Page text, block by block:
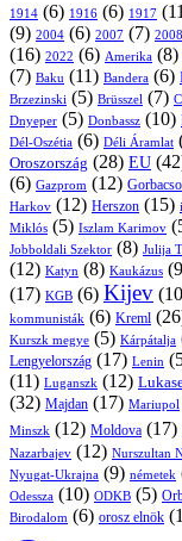
1914 (6) 1916 (6) 1917
(9) 2004 (6) 2007 (7) 2008
(16) 2022 (6) Amerika (8)
(7) Baku (11) Bandera (6)
Brzezinski (5) Brüsszel (7)
Dnyeper (5) Donbassz (10)
Dél-Oszétia (6) Déli Áramlat
Oroszország (28) EU
(6) Gazprom (12)
Harkov (12) Herszon (15)
Miklós (5) Iszlam Karimov
Jobboldali Szektor (8) Julija
(12) Katyn (8) Kaukázus
(17) KGB (6) Kijev
kommunisták (6) Kreml
Kurszk megye (5) Kárpátalja
Lengyelország (17) Lenin
(11) Luganszk (12)
(32) Majdan (17) Mariupol
Minszk (12) Moldova (17)
Nazarbajev (12) Nurszultan
Nyugat-Ukrajna (9) németek
Odessza (10) ODKB (5)
Birodalom (6) orosz elnök